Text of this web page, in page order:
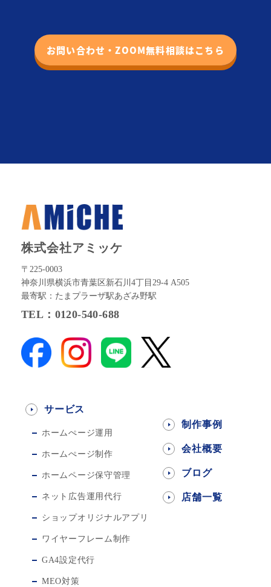
お問い合わせ・ZOOM無料相談はこちら
株式会社アミッケ
〒225-0003
神奈川県横浜市青葉区新石川4丁目29-4 A505
最寄駅：たまプラーザ駅あざみ野駅
TEL：0120-540-688
サービス
ホームぺージ運用
ホームぺージ制作
ホームページ保守管理
ネット広告運用代行
ショップオリジナルアプリ
ワイヤーフレーム制作
GA4設定代行
MEO対策
制作事例
会社概要
ブログ
店舗一覧